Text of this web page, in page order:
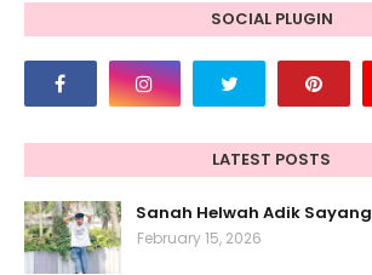
SOCIAL PLUGIN
LATEST POSTS
Sanah Helwah Adik Sayang
February 15, 2026